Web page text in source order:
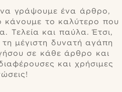
γράψουμε ένα άρθρο,
κάνουμε το καλύτερο που
Τελεία και παύλα. Έτσι,
μέγιστη δυνατή αγάπη
σε κάθε άρθρο και
και χρήσιμες